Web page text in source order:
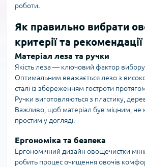
роботи.
Як правильно вибрати
критерії та рекомендації
Матеріал леза та ручки
Якість леза — ключовий фактор
Оптимальним вважається лезо з
сталі із збереженням гостроти
Ручки виготовляються з пластику,
Важливо, щоб матеріал був міцним, не
простим у догляді.
Ергономіка та безпека
Ергономічний дизайн овощечистки
робить процес очищення овочів